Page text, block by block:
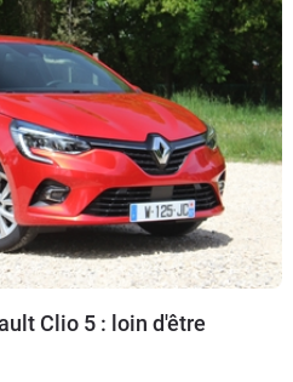
Clio 5 : loin d'être